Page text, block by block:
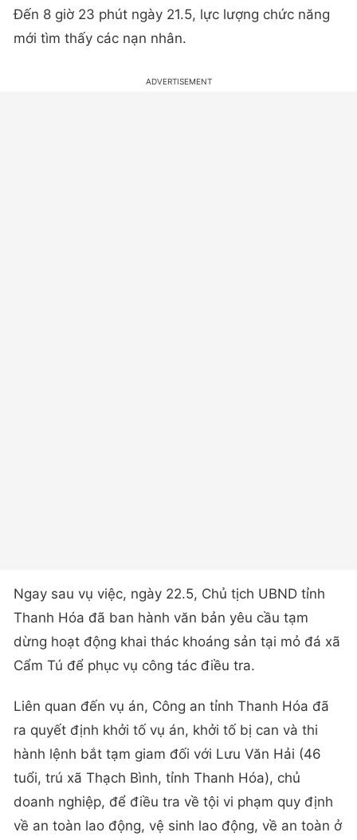
Đến 8 giờ 23 phút ngày 21.5, lực lượng chức năng
mới tìm thấy các nạn nhân.
Ngay sau vụ việc, ngày 22.5, Chủ tịch UBND tỉnh
Thanh Hóa đã ban hành văn bản yêu cầu tạm
dừng hoạt động khai thác khoáng sản tại mỏ đá xã
Cẩm Tú để phục vụ công tác điều tra.
Liên quan đến vụ án, Công an tỉnh Thanh Hóa đã
ra quyết định khởi tố vụ án, khởi tố bị can và thi
hành lệnh bắt tạm giam đối với Lưu Văn Hải (46
tuổi, trú xã Thạch Bình, tỉnh Thanh Hóa), chủ
doanh nghiệp, để điều tra về tội vi phạm quy định
về an toàn lao động, vệ sinh lao động, về an toàn ở